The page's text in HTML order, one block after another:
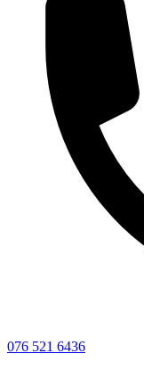
076 521 6436